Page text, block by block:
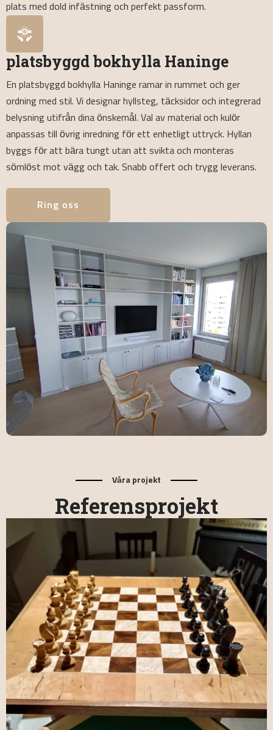
plats med dold infästning och perfekt passform.
platsbyggd bokhylla Haninge
En platsbyggd bokhylla Haninge ramar in rummet och ger
ordning med stil. Vi designar hyllsteg, täcksidor och integrerad
belysning utifrån dina önskemål. Val av material och kulör
anpassas till övrig inredning för ett enhetligt uttryck. Hyllan
byggs för att bära tungt utan att svikta och monteras
sömlöst mot vägg och tak. Snabb offert och trygg leverans.
Ring oss
Våra projekt
Referensprojekt